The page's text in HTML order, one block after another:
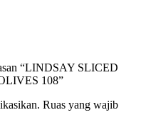
“LINDSAY SLICED
108”
Ruas yang wajib